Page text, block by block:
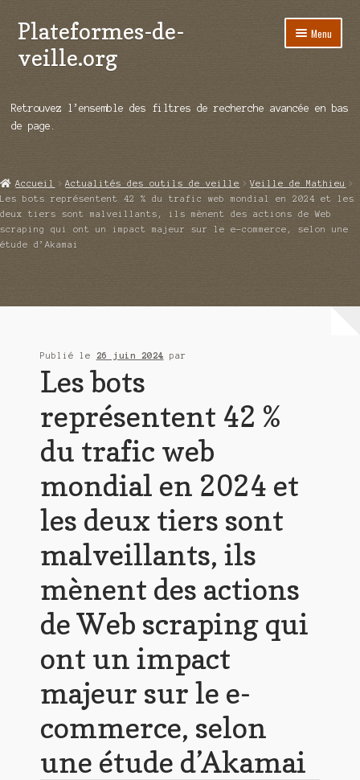
Aller
à
la
Aller
au
contenu
Plateformes-de-
veille.org
Menu
Répertoire d’ouitils
Démos vidéos
Ouvrir
le
menu
Actualités
Ouvrir
Retrouvez l’ensemble des filtres de recherche avancée en bas
de page.
Accueil Actualités des outils de veille
Veille de Mathieu
Les bots représentent 42 % du trafic web mondial en 2024 et les
deux tiers sont malveillants, ils mènent des actions de Web
scraping qui ont un impact majeur sur le e-commerce, selon une
étude d’Akamai
Publié le 26 juin 2024 par
Les bots
représentent 42 %
du trafic web
mondial en 2024 et
les deux tiers sont
malveillants, ils
mènent des actions
de Web scraping qui
ont un impact
majeur sur le e-
commerce, selon
une étude d’Akamai